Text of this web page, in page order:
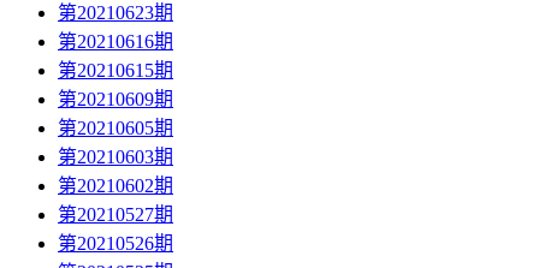
第20210623期
第20210616期
第20210615期
第20210609期
第20210605期
第20210603期
第20210602期
第20210527期
第20210526期